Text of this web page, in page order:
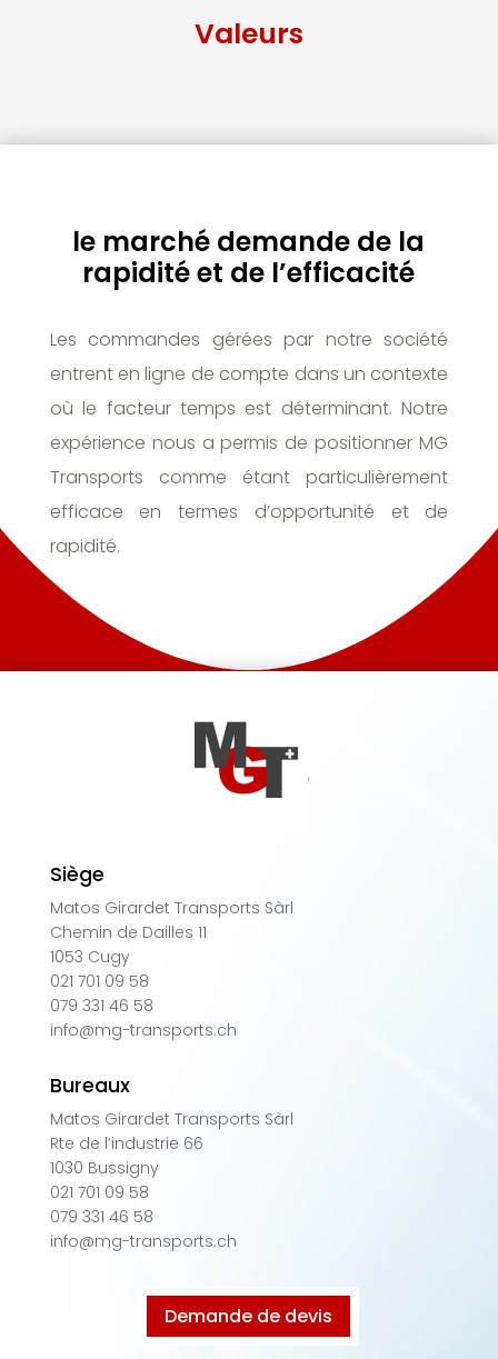
Valeurs
le marché demande de la
rapidité et de l’efficacité
Les commandes gérées par notre société
entrent en ligne de compte dans un contexte
où le facteur temps est déterminant. Notre
expérience nous a permis de positionner MG
Transports comme étant particulièrement
efficace en termes d’opportunité et de
rapidité.
Siège
Matos Girardet Transports Sàrl
Chemin de Dailles 11
1053 Cugy
021 701 09 58
079 331 46 58
info@mg-transports.ch
Bureaux
Matos Girardet Transports Sàrl
Rte de l’industrie 66
1030 Bussigny
021 701 09 58
079 331 46 58
info@mg-transports.ch
Demande de devis